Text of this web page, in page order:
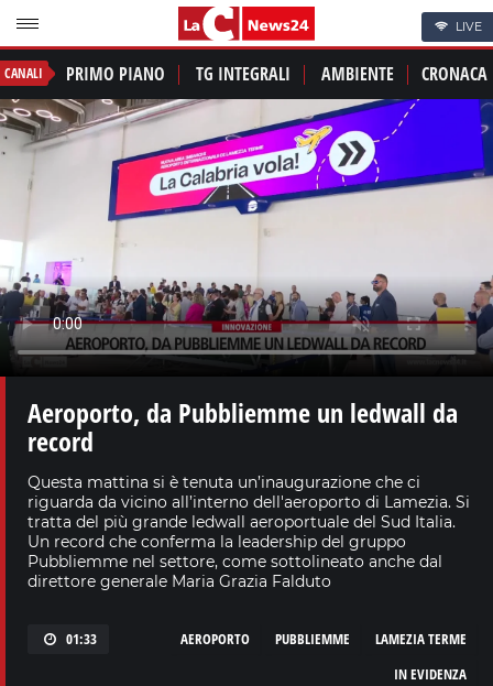
LIVE
CANALI PRIMO PIANO TG INTEGRALI AMBIENTE CRONACA
Aeroporto, da Pubbliemme un ledwall da
record
Questa mattina si è tenuta un’inaugurazione che ci
riguarda da vicino all’interno dell'aeroporto di Lamezia. Si
tratta del più grande ledwall aeroportuale del Sud Italia.
Un record che conferma la leadership del gruppo
Pubbliemme nel settore, come sottolineato anche dal
direttore generale Maria Grazia Falduto
01:33 LAMEZIA TERME
PUBBLIEMME
AEROPORTO
IN EVIDENZA